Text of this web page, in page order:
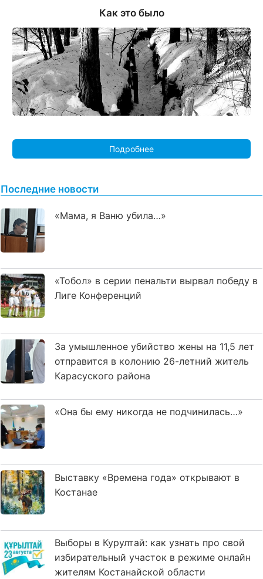
Как это было
Подробнее
Последние новости
«Мама, я Ваню убила…»
«Тобол» в серии пенальти вырвал победу в
Лиге Конференций
За умышленное убийство жены на 11,5 лет
отправится в колонию 26-летний житель
Карасуского района
«Она бы ему никогда не подчинилась…»
Выставку «Времена года» открывают в
Костанае
Выборы в Курултай: как узнать про свой
избирательный участок в режиме онлайн
жителям Костанайской области